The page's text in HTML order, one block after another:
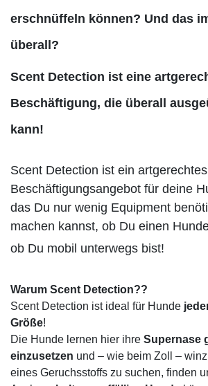
erschnüffeln können? Und das
überall?
Scent Detection ist eine
Beschäftigung, die überall
kann!
Scent Detection ist ein
Beschäftigungsangebot für deine
das Du nur wenig Equipment
machen kannst, ob Du einen
ob Du mobil unterwegs bist!
Warum Scent Detection??
Scent Detection ist ideal für Hunde
Größe!
Die Hunde lernen hier ihre Supernase
einzusetzen und – wie beim Zoll –
eines Geruchsstoffs zu suchen, finden